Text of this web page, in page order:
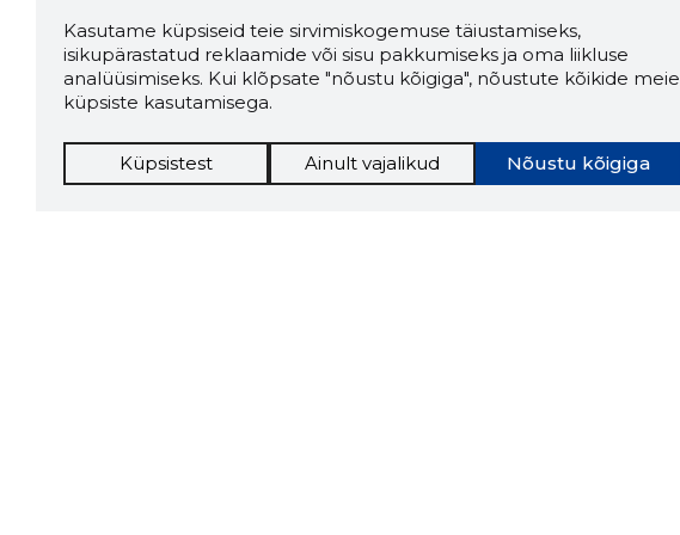
Kasutame küpsiseid teie sirvimiskogemuse täiustamiseks,
isikupärastatud reklaamide või sisu pakkumiseks ja oma liikluse
analüüsimiseks. Kui klõpsate "nõustu kõigiga", nõustute kõikide meie
küpsiste kasutamisega.
Nõustu kõigiga
Küpsistest Ainult vajalikud